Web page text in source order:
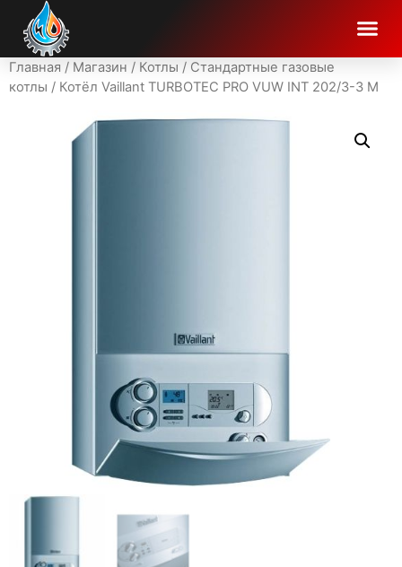
Главная / Магазин / Котлы / Стандартные газовые
котлы / Котёл Vaillant TURBOTEC PRO VUW INT 202/3-3 M